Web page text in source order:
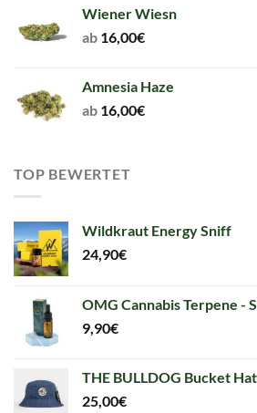
Wiener Wiesn
ab 16,00€
Amnesia Haze
ab 16,00€
TOP BEWERTET
Wildkraut Energy Sniff
24,90€
OMG Cannabis Terpene -
9,90€
THE BULLDOG Bucket
25,00€